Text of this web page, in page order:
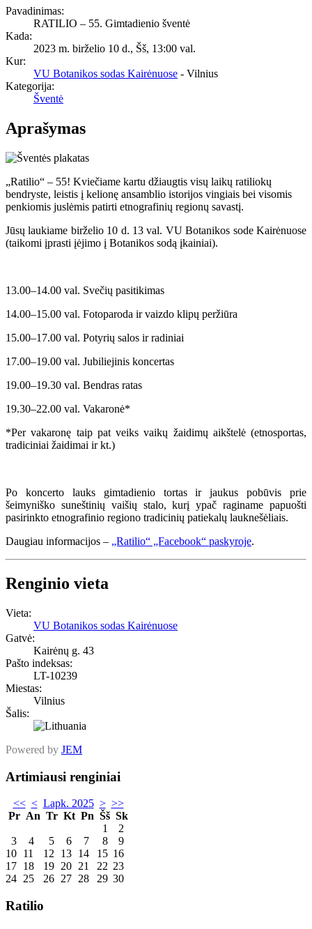
Pavadinimas:
RATILIO – 55. Gimtadienio šventė
Kada:
2023 m. birželio 10 d., Šš, 13:00 val.
Kur:
VU Botanikos sodas Kairėnuose - Vilnius
Kategorija:
Šventė
Aprašymas
„Ratilio“ – 55! Kviečiame kartu džiaugtis visų laikų ratiliokų
bendryste, leistis į kelionę ansamblio istorijos vingiais bei visomis
penkiomis juslėmis patirti etnografinių regionų savastį.
Jūsų laukiame birželio 10 d. 13 val. VU Botanikos sode Kairėnuose
(taikomi įprasti įėjimo į Botanikos sodą įkainiai).
13.00–14.00 val. Svečių pasitikimas
14.00–15.00 val. Fotoparoda ir vaizdo klipų peržiūra
15.00–17.00 val. Potyrių salos ir radiniai
17.00–19.00 val. Jubiliejinis koncertas
19.00–19.30 val. Bendras ratas
19.30–22.00 val. Vakaronė*
*Per vakaronę taip pat veiks vaikų žaidimų aikštelė (etnosportas,
tradiciniai žaidimai ir kt.)
Po koncerto lauks gimtadienio tortas ir jaukus pobūvis prie
šeimyniško suneštinių vaišių stalo, kurį ypač raginame papuošti
pasirinkto etnografinio regiono tradicinių patiekalų lauknešėliais.
Daugiau informacijos – „Ratilio“ „Facebook“ paskyroje.
Renginio vieta
Vieta:
VU Botanikos sodas Kairėnuose
Gatvė:
Kairėnų g. 43
Pašto indeksas:
LT-10239
Miestas:
Vilnius
Šalis:
Powered by JEM
Artimiausi renginiai
<< < Lapk. 2025 > >>
Pr An Tr Kt Pn Šš Sk
1
2
3
4 5 6 7 8
9
10 11 12 13 14 15 16
17 18 19 20 21 22 23
24 25 26 27 28 29 30
Ratilio